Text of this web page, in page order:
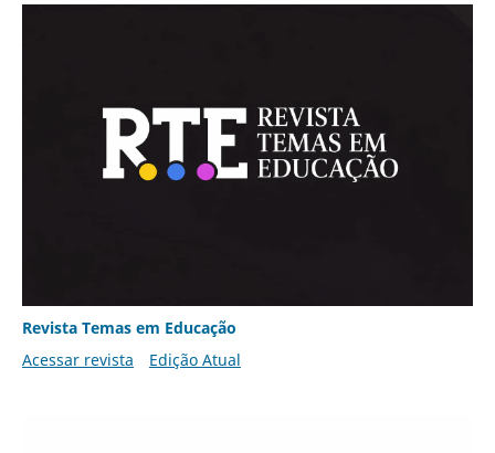
Revista Temas em Educação
Acessar revista
Edição Atual